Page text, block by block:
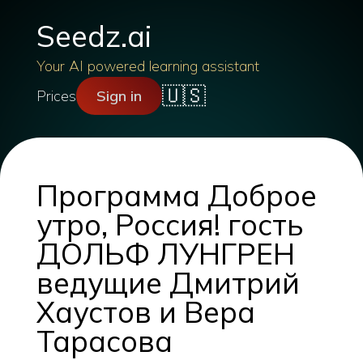
Seedz.ai
Your AI powered learning assistant
Prices
Sign in 🇺🇸
Программа Доброе
утро, Россия! гость
ДОЛЬФ ЛУНГРЕН
ведущие Дмитрий
Хаустов и Вера
Тарасова